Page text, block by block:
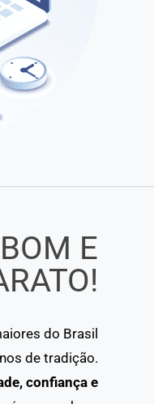
E
do Brasil
de tradição.
confiança e